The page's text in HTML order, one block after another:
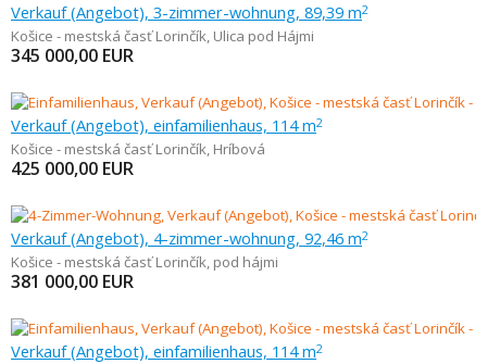
Verkauf (Angebot), 3-zimmer-wohnung, 89,39 m2
Košice - mestská časť Lorinčík, Ulica pod Hájmi
345 000,00 EUR
Verkauf (Angebot), einfamilienhaus, 114 m2
Košice - mestská časť Lorinčík, Hríbová
425 000,00 EUR
Verkauf (Angebot), 4-zimmer-wohnung, 92,46 m2
Košice - mestská časť Lorinčík, pod hájmi
381 000,00 EUR
Verkauf (Angebot), einfamilienhaus, 114 m2